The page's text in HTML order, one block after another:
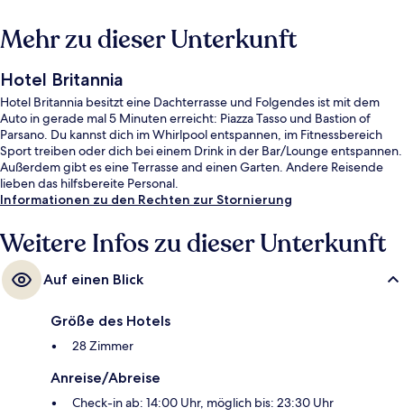
Mehr zu dieser Unterkunft
Hotel Britannia
Hotel Britannia besitzt eine Dachterrasse und Folgendes ist mit dem
Auto in gerade mal 5 Minuten erreicht: Piazza Tasso und Bastion of
Parsano. Du kannst dich im Whirlpool entspannen, im Fitnessbereich
Sport treiben oder dich bei einem Drink in der Bar/Lounge entspannen.
Außerdem gibt es eine Terrasse and einen Garten. Andere Reisende
lieben das hilfsbereite Personal.
Informationen zu den Rechten zur Stornierung
Weitere Infos zu dieser Unterkunft
Auf einen Blick
Größe des Hotels
28 Zimmer
Anreise/Abreise
Check-in ab: 14:00 Uhr, möglich bis: 23:30 Uhr